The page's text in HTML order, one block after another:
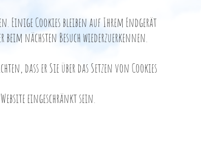
Einige Cookies bleiben auf Ihrem Endgerät
nächsten Besuch wiederzuerkennen.
dass er Sie über das Setzen von Cookies
eingeschränkt sein.